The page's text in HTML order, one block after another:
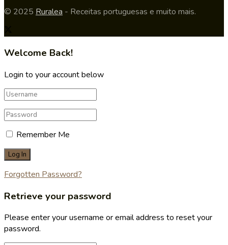
© 2025 Ruralea - Receitas portuguesas e muito mais.
Welcome Back!
Login to your account below
Remember Me
Forgotten Password?
Retrieve your password
Please enter your username or email address to reset your
password.